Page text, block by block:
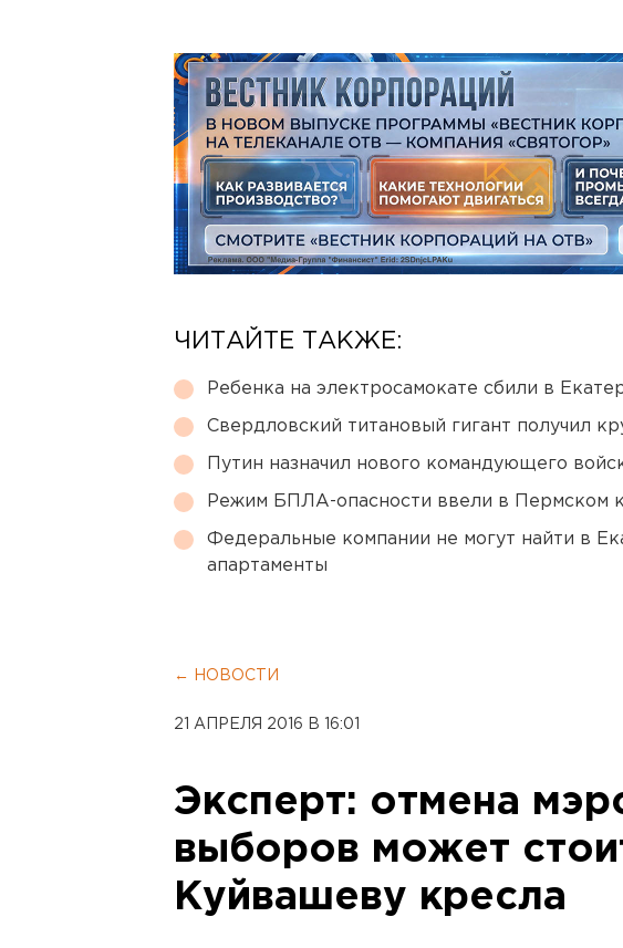
ЧИТАЙТЕ ТАКЖЕ:
Ребенка на электросамокате сбили в
Свердловский титановый гигант получил
Путин назначил нового командующего
Режим БПЛА-опасности ввели в Пермском
Федеральные компании не могут найти в
апартаменты
← НОВОСТИ
21 АПРЕЛЯ 2016 В 16:01
Эксперт: отмена
выборов может
Куйвашеву кресла